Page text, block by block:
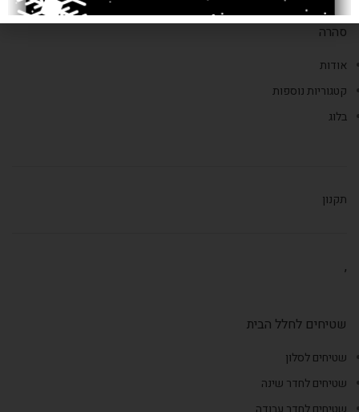
סהרה
אודות
קטגוריות נוספות
בלוג
תקנון
,
שטיחים לחלל הבית
שטיחים לסלון
שטיחים לחדר שינה